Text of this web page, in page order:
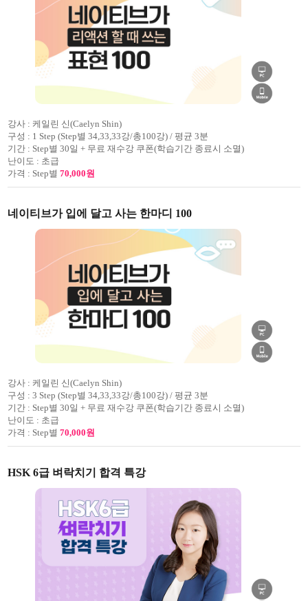
강사 : 케일린 신(Caelyn Shin)
구성 : 1 Step (Step별 34,33,33강/총100강) / 평균 3분
기간 : Step별 30일 + 무료 재수강 쿠폰(학습기간 종료시 소멸)
난이도 : 초급
가격 : Step별 70,000원
네이티브가 입에 달고 사는 한마디 100
강사 : 케일린 신(Caelyn Shin)
구성 : 3 Step (Step별 34,33,33강/총100강) / 평균 3분
기간 : Step별 30일 + 무료 재수강 쿠폰(학습기간 종료시 소멸)
난이도 : 초급
가격 : Step별 70,000원
HSK 6급 벼락치기 합격 특강